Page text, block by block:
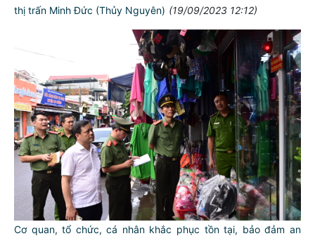
thị trấn Minh Đức (Thủy Nguyên) (19/09/2023 12:12)
Cơ quan, tổ chức, cá nhân khắc phục tồn tại, bảo đảm an